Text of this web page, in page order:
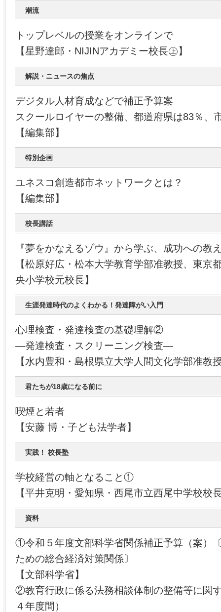
潮流
トップレベルの授業をオンラインで
【星野達郎・NIJINアカデミー校長㊤】
解説・ニュースの焦点
デジタル人材育成などで補正予算案
スクールロイヤーの整備、都道府県は83％、
【編集部】
特別企画
ユネスコ創造都市ネットワークとは？
【編集部】
校長講話
『夢をかなえるゾウ』から学ぶ、成功への教
【松原好広・松本大学教育学部准教授、東京
央小学校元校長】
生涯発達時代のよくわかる！発達障がい入門
心理検査・発達検査の基礎理解②
―発達検査・スクリーニング検査―
【水内豊和・島根県立大学人間文化学部准教
君たちが18歳になる前に
喫煙と若者
【安藤 博・子ども法学者】
実践！ 校長塾
学校経営の軸となること①
【平井克明・愛知県・西尾市立西尾中学校校
資料
①令和５年度文部科学省関係補正予算（案）
ための総合経済対策関係〕
【文部科学省】
②教育行政に係る法務相談体制の整備等に関
４年度間）